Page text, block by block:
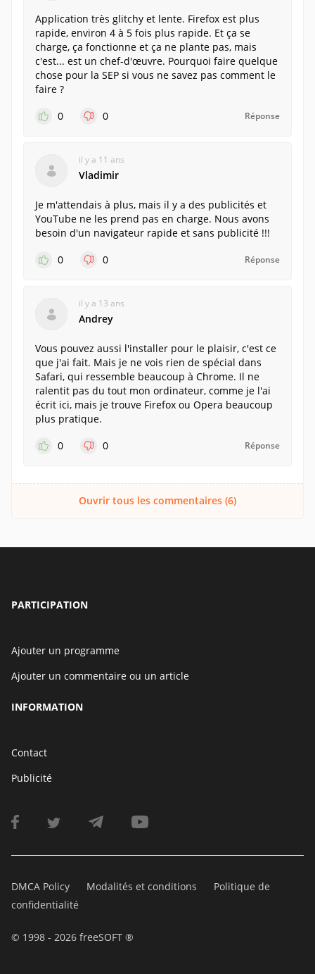
Application très glitchy et lente. Firefox est plus
rapide, environ 4 à 5 fois plus rapide. Et ça se
charge, ça fonctionne et ça ne plante pas, mais
c'est... est un chef-d'œuvre. Pourquoi faire quelque
chose pour la SEP si vous ne savez pas comment le
faire ?
0
0 Réponse
il y a 11 ans
Vladimir
Je m'attendais à plus, mais il y a des publicités et
YouTube ne les prend pas en charge. Nous avons
besoin d'un navigateur rapide et sans publicité !!!
0
0 Réponse
il y a 13 ans
Andrey
Vous pouvez aussi l'installer pour le plaisir, c'est ce
que j'ai fait. Mais je ne vois rien de spécial dans
Safari, qui ressemble beaucoup à Chrome. Il ne
ralentit pas du tout mon ordinateur, comme je l'ai
écrit ici, mais je trouve Firefox ou Opera beaucoup
plus pratique.
0
0 Réponse
Ouvrir tous les commentaires (6)
PARTICIPATION
Ajouter un programme
Ajouter un commentaire ou un article
INFORMATION
Contact
Publicité
DMCA Policy Modalités et conditions
Politique de
confidentialité
© 1998 - 2026 freeSOFT ®